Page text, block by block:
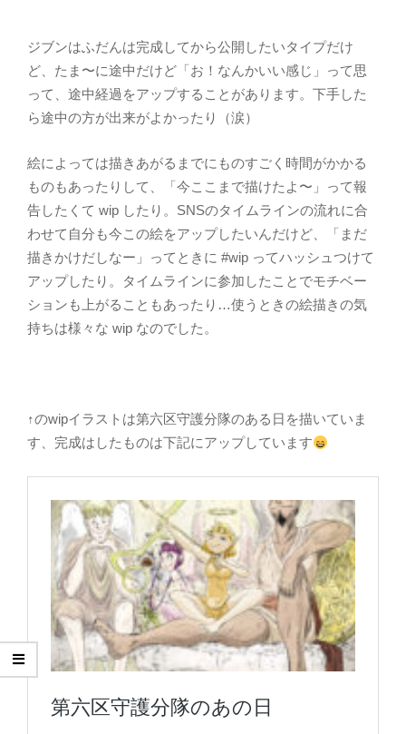
ジブンはふだんは完成してから公開したいタイプだけ
ど、たま〜に途中だけど「お！なんかいい感じ」って思
って、途中経過をアップすることがあります。下手した
ら途中の方が出来がよかったり（涙）
絵によっては描きあがるまでにものすごく時間がかかる
ものもあったりして、「今ここまで描けたよ〜」って報
告したくて wip したり。SNSのタイムラインの流れに合
わせて自分も今この絵をアップしたいんだけど、「まだ
描きかけだしなー」ってときに #wip ってハッシュつけて
アップしたり。タイムラインに参加したことでモチベー
ションも上がることもあったり…使うときの絵描きの気
持ちは様々な wip なのでした。
↑のwipイラストは第六区守護分隊のある日を描いていま
す、完成はしたものは下記にアップしています